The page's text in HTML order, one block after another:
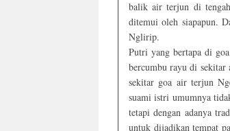
balik air terjun di
ditemui oleh siapapun.
Nglirip.
Putri yang bertapa di
bercumbu rayu di
sekitar goa air terjun
suami istri umumnya
tetapi dengan adanya
untuk dijadikan tempat